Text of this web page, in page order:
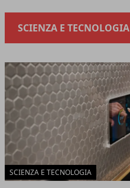
SCIENZA E TECNOLOGIA
SCIENZA E TECNOLOGIA